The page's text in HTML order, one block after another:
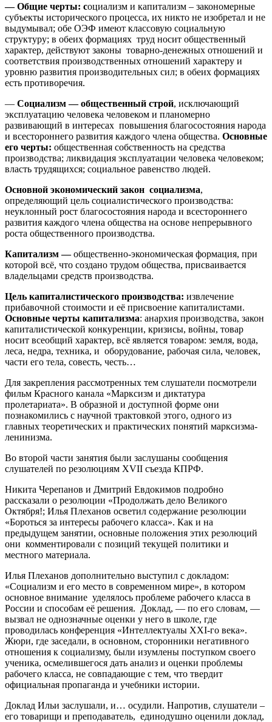
— Общие черты: социализм и капитализм – закономерные
субъекты исторического процесса, их никто не изобретал и не
выдумывал; обе ОЭФ имеют классовую социальную
структуру; в обеих формациях труд носит общественный
характер, действуют законы товарно-денежных отношений и
соответствия производственных отношений характеру и
уровню развития производительных сил; в обеих формациях
есть противоречия.
— Социализм — общественный строй, исключающий
эксплуатацию человека человеком и планомерно
развивающий в интересах повышения благосостояния народа
и всестороннего развития каждого члена общества. Основные
его черты: общественная собственность на средства
производства; ликвидация эксплуатации человека человеком;
власть трудящихся; социальное равенство людей.
Основной экономический закон социализма,
определяющий цель социалистического производства:
неуклонный рост благосостояния народа и всестороннего
развития каждого члена общества на основе непрерывного
роста общественного производства.
Капитализм —общественно-экономическая формация, при
которой всё, что создано трудом общества, присваивается
владельцами средств производства.
Цель капиталистического производства: извлечение
прибавочной стоимости и её присвоение капиталистами.
Основные черты капитализма: анархия производства, закон
капиталистической конкуренции, кризисы, войны, товар
носит всеобщий характер, всё является товаром: земля, вода,
леса, недра, техника, и оборудование, рабочая сила, человек,
части его тела, совесть, честь…
Для закрепления рассмотренных тем слушатели посмотрели
фильм Красного канала «Марксизм и диктатура
пролетариата». В образной и доступной форме они
познакомились с научной трактовкой этого, одного из
главных теоретических и практических понятий марксизма-
ленинизма.
Во второй части занятия были заслушаны сообщения
слушателей по резолюциям XVII съезда КПРФ.
Никита Черепанов и Дмитрий Евдокимов подробно
рассказали о резолюции «Продолжать дело Великого
Октября!; Илья Плеханов осветил содержание резолюции
«Бороться за интересы рабочего класса». Как и на
предыдущем занятии, основные положения этих резолюций
они комментировали с позиций текущей политики и
местного материала.
Илья Плеханов дополнительно выступил с докладом:
«Социализм и его место в современном мире», в котором
основное внимание уделялось проблеме рабочего класса в
России и способам её решения. Доклад, — по его словам, —
вызвал не однозначные оценки у него в школе, где
проводилась конференция «Интеллектуалы XXI-го века».
Жюри, где заседали, в основном, сторонники негативного
отношения к социализму, были изумлены поступком своего
ученика, осмелившегося дать анализ и оценки проблемы
рабочего класса, не совпадающие с тем, что твердит
официальная пропаганда и учебники истории.
Доклад Ильи заслушали, и… осудили. Напротив, слушатели –
его товарищи и преподаватель, единодушно оценили доклад,